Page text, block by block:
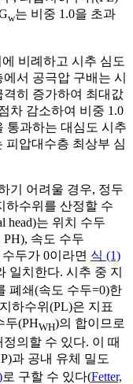
w는 비중 1.0을 초과
비례하고 시추 심도
서 공극압 구배는 시
히 증가하여 최대값
차 감소하여 비중 1.0
통과하는 대심도 시추
피압대수층 최상부 심
기 어려울 경우, 정두
하수위를 산정할 수
head)는 위치 수두
PH), 속도 수두
두가 0이라면 식 (1)
일치한다. 시추 중 지
폐쇄(속도 수두=0)한
하수위(PL)은 지표
두(PHWH)의 합이므로
정의할 수 있다. 이 때
과 공내 유체 밀도
로 구할 수 있다(Fetter,